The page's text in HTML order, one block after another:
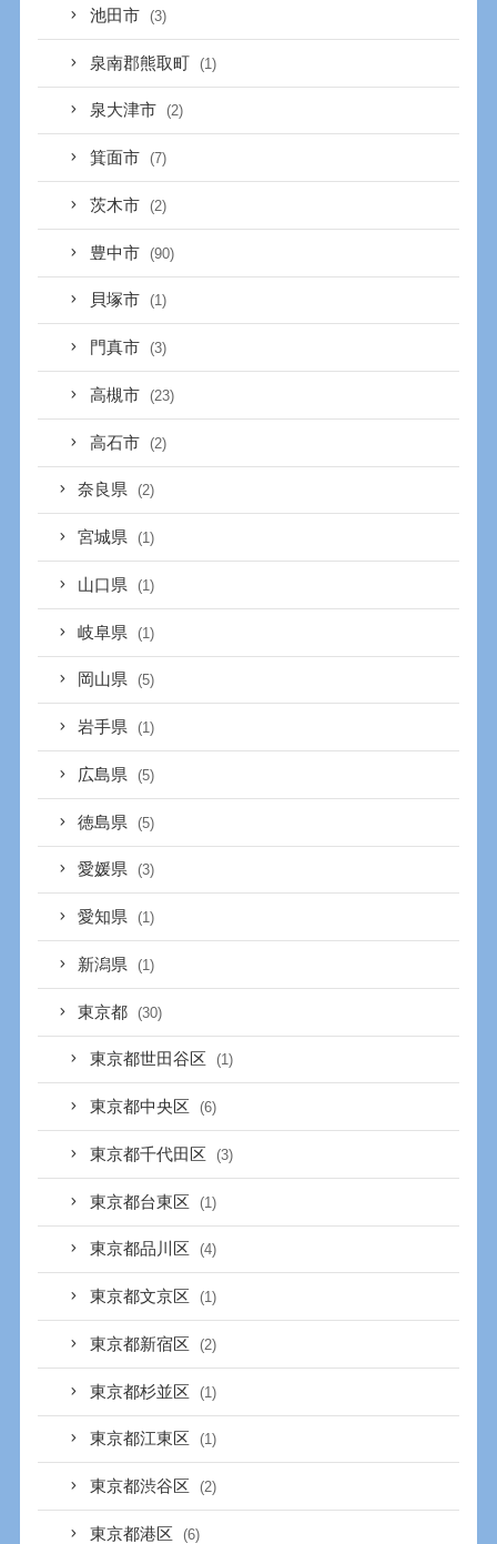
池田市 (3)
泉南郡熊取町 (1)
泉大津市 (2)
箕面市 (7)
茨木市 (2)
豊中市 (90)
貝塚市 (1)
門真市 (3)
高槻市 (23)
高石市 (2)
奈良県 (2)
宮城県 (1)
山口県 (1)
岐阜県 (1)
岡山県 (5)
岩手県 (1)
広島県 (5)
徳島県 (5)
愛媛県 (3)
愛知県 (1)
新潟県 (1)
東京都 (30)
東京都世田谷区 (1)
東京都中央区 (6)
東京都千代田区 (3)
東京都台東区 (1)
東京都品川区 (4)
東京都文京区 (1)
東京都新宿区 (2)
東京都杉並区 (1)
東京都江東区 (1)
東京都渋谷区 (2)
東京都港区 (6)